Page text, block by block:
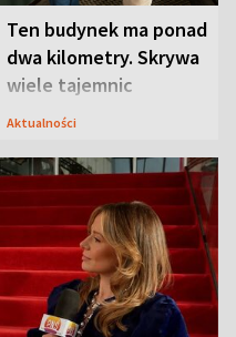
Ten budynek ma ponad
dwa kilometry. Skrywa
wiele tajemnic
Aktualności